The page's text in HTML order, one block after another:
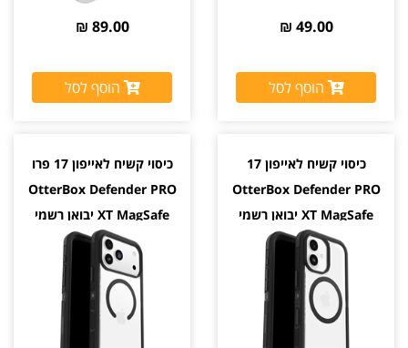
49.00 ₪
הוסף לסל
89.00 ₪
הוסף לסל
כיסוי קשיח לאייפון 17
OtterBox Defender PRO
XT MagSafe יבואן רשמי
כיסוי קשיח לאייפון 17 פרו
OtterBox Defender PRO
XT MagSafe יבואן רשמי